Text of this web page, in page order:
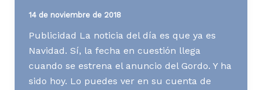
14 de noviembre de 2018
Publicidad La noticia del día es que ya es
Navidad. Sí, la fecha en cuestión llega
cuando se estrena el anuncio del Gordo. Y ha
sido hoy. Lo puedes ver en su cuenta de